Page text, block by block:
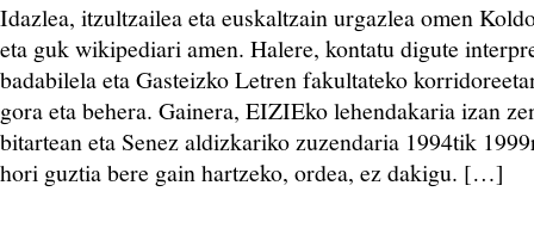
Idazlea, itzultzailea eta euskaltzain urgazlea omen
eta guk wikipediari amen. Halere, kontatu digute
badabilela eta Gasteizko Letren fakultateko
gora eta behera. Gainera, EIZIEko lehendakaria izan
bitartean eta Senez aldizkariko zuzendaria 1994tik
hori guztia bere gain hartzeko, ordea, ez dakigu. […]